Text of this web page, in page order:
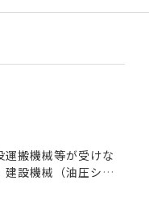
搬機械等が受けな
建設機械（油圧ショ